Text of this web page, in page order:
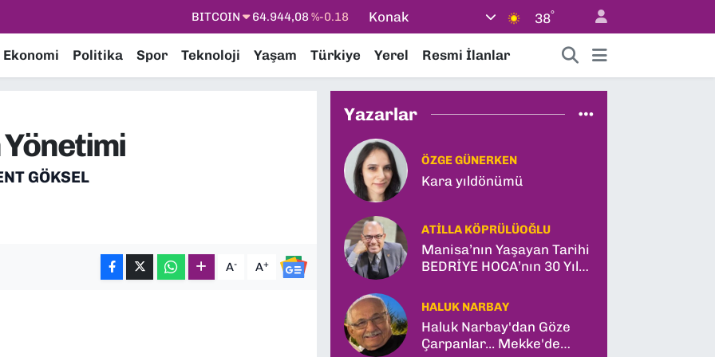
DOLAR 47,7436%0.18
STERLİN
64,4811%0.38
%-0.18
Konak 38°
Ekonomi Politika Spor Teknoloji Yaşam Türkiye Yerel Resmi İlanlar
GÖKSEL
A- A+
Yazarlar
ÖZGE GÜNERKEN
Kara yıldönümü
ATILLA KÖPRÜLÜOĞLU
Manisa’nın Yaşayan Tarihi
BEDRİYE HOCA’nın 30 Yıl
Son Kitabı; “YİTİRİLMİŞ
HALUK NARBAY
Haluk Narbay'dan Göze
Çarpanlar... Mekke'de